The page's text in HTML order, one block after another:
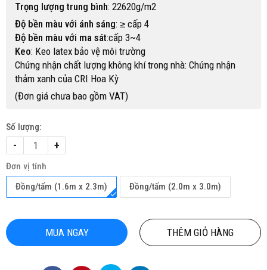
Trọng lượng trung bình: 22620g/m2
Độ bền màu với ánh sáng: ≥ cấp 4
Độ bền màu với ma sát:cấp 3~4
Keo: Keo latex bảo vệ môi trường
Chứng nhận chất lượng không khí trong nhà: Chứng nhận
thảm xanh của CRI Hoa Kỳ
(Đơn giá chưa bao gồm VAT)
Số lượng:
- +
Đơn vị tính
Đồng/tấm (1.6m x 2.3m)
Đồng/tấm (2.0m x 3.0m)
MUA NGAY THÊM GIỎ HÀNG